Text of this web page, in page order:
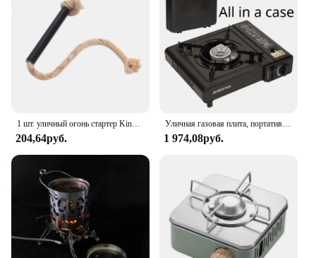
204,64руб.
Уличная газовая плита, портативная газовая печь двойного назначения для барбекю, плита для пикника, газовая кухонная утварь для кемпинга
1 974,08руб.